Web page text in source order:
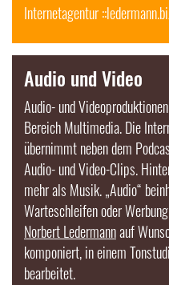
Internetagentur
Audio und Video
Audio- undVideo
Bereich Multimedia. Die
übernimmt neben dem
Audio- undVideo-Clips.
mehr als Musik. „Audio“
Warteschleifen oder
Norbert Ledermannauf
komponiert, in einem
bearbeitet.